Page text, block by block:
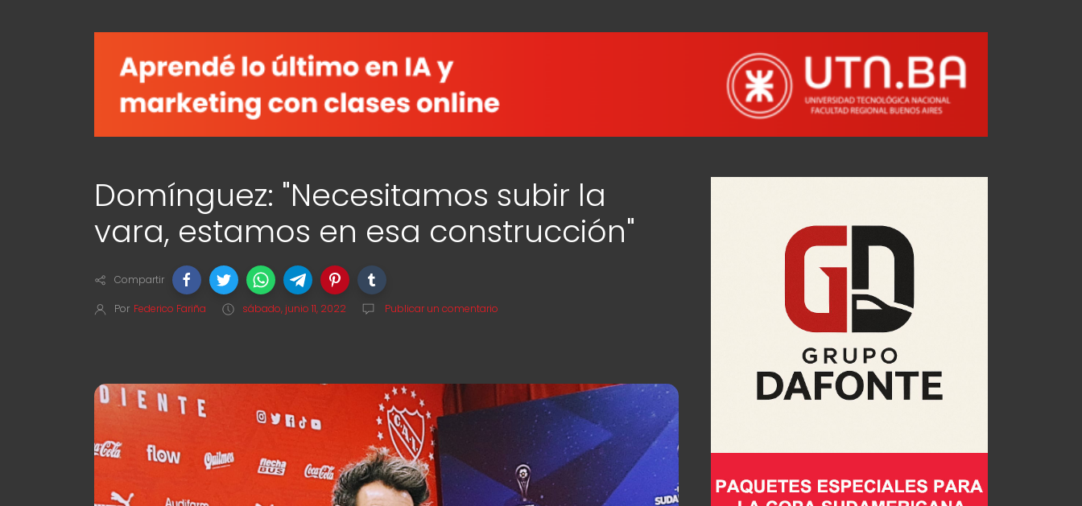
Domínguez: "Necesitamos subir la
vara, estamos en esa construcción"
Compartir
Por Federico Fariña sábado, junio 11, 2022 Publicar un comentario